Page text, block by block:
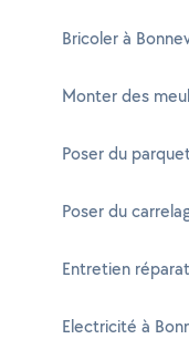
Bricoler à
Monter des
Poser du
Poser du
Entretien
Electricité à